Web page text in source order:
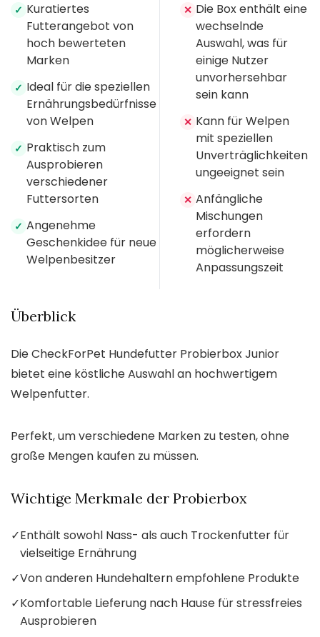
✓ Kuratiertes
Futterangebot von
hoch bewerteten
Marken
✓ Ideal für die speziellen
Ernährungsbedürfnisse
von Welpen
✓ Praktisch zum
Ausprobieren
verschiedener
Futtersorten
✓ Angenehme
Geschenkidee für neue
Welpenbesitzer
✕ Die Box enthält eine
wechselnde
Auswahl, was für
einige Nutzer
unvorhersehbar
sein kann
✕ Kann für Welpen
mit speziellen
Unverträglichkeiten
ungeeignet sein
✕ Anfängliche
Mischungen
erfordern
möglicherweise
Anpassungszeit
Überblick
Die CheckForPet Hundefutter Probierbox Junior
bietet eine köstliche Auswahl an hochwertigem
Welpenfutter.
Perfekt, um verschiedene Marken zu testen, ohne
große Mengen kaufen zu müssen.
Wichtige Merkmale der Probierbox
✓Enthält sowohl Nass- als auch Trockenfutter für
vielseitige Ernährung
✓Von anderen Hundehaltern empfohlene Produkte
✓Komfortable Lieferung nach Hause für stressfreies
Ausprobieren